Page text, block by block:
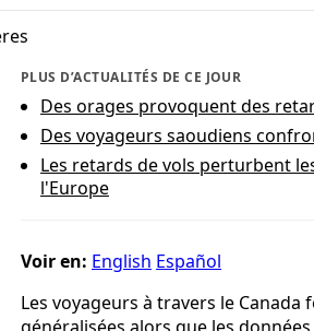
PLUS D’ACTUALITÉS DE CE JOUR
Des orages provoquent des
Des voyageurs saoudiens
Les retards de vols perturbent
l'Europe
Voir en: English Español
Les voyageurs à travers le